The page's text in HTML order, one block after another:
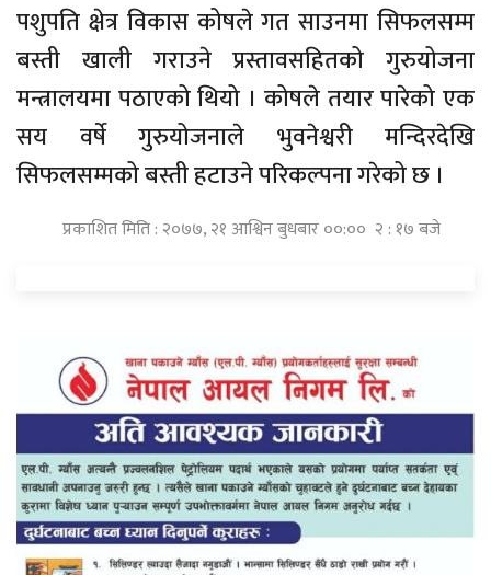
पशुपति क्षेत्र विकास कोषले गत साउनमा सिफलसम्म
बस्ती खाली गराउने प्रस्तावसहितको गुरुयोजना
मन्त्रालयमा पठाएको थियो । कोषले तयार पारेको एक
सय वर्षे गुरुयोजनाले भुवनेश्वरी मन्दिरदेखि
सिफलसम्मको बस्ती हटाउने परिकल्पना गरेको छ ।
प्रकाशित मिति : २०७७, २१ आश्विन बुधबार ००:०० २ : १७ बजे